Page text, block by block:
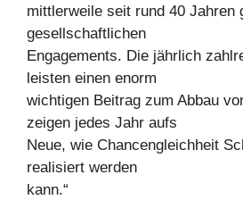
mittlerweile seit rund 40 Jahren
gesellschaftlichen
Engagements. Die jährlich
leisten einen enorm
wichtigen Beitrag zum Abbau
zeigen jedes Jahr aufs
Neue, wie Chancengleichheit
realisiert werden
kann.“